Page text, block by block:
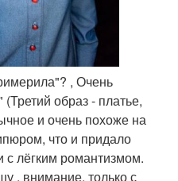
, Очень
образ - платье,
и очень похоже на
что и придало
с лёгким романтизмом.
, внимание, только с